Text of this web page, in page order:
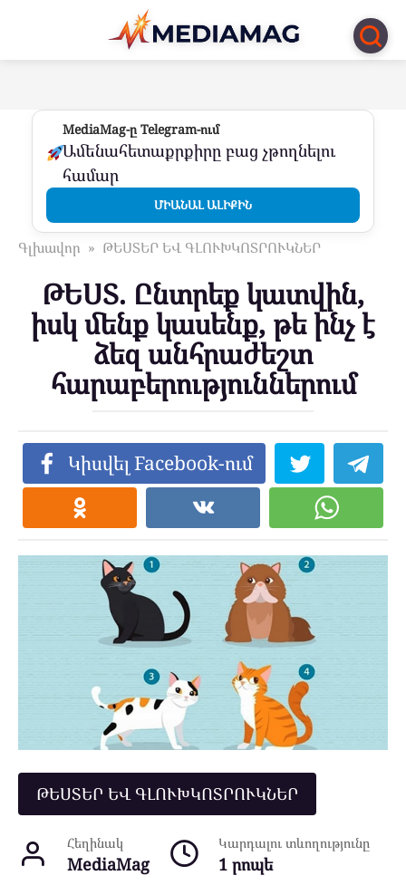
Перейти
контенту
MediaMag-ը Telegram-ում
Ամենահետաքրքիրը բաց չթողնելու
համար
ՄԻԱՆԱԼ ԱԼԻՔԻՆ
Գլխավոր » ԹԵՍՏԵՐ ԵՎ ԳԼՈՒԽԿՈՏՐՈՒԿՆԵՐ
ԹԵՍՏ. Ընտրեք կատվին,
իսկ մենք կասենք, թե ինչ է
ձեզ անհրաժեշտ
հարաբերություններում
Կիսվել Facebook-ում
ԹԵՍՏԵՐ ԵՎ ԳԼՈՒԽԿՈՏՐՈՒԿՆԵՐ
Հեղինակ
MediaMag
Կարդալու տևողությունը
1 րոպե